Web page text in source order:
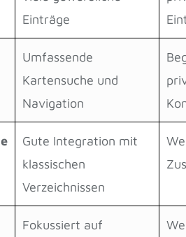
Einträge
Umfassende
Kartensuche und
Navigation
Gute Integration mit
klassischen
Verzeichnissen
Fokussiert auf